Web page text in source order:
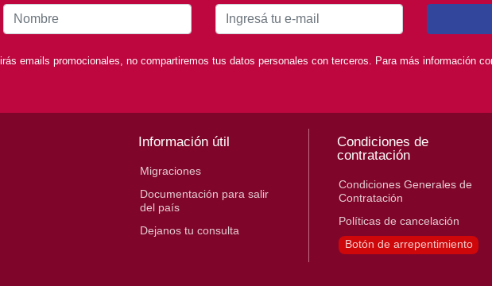
emails promocionales, no compartiremos tus datos personales con terceros. Para más información
Información útil
Migraciones
Documentación para salir
del país
Dejanos tu consulta
Condiciones de
contratación
Condiciones Generales de
Contratación
Políticas de cancelación
Botón de arrepentimiento